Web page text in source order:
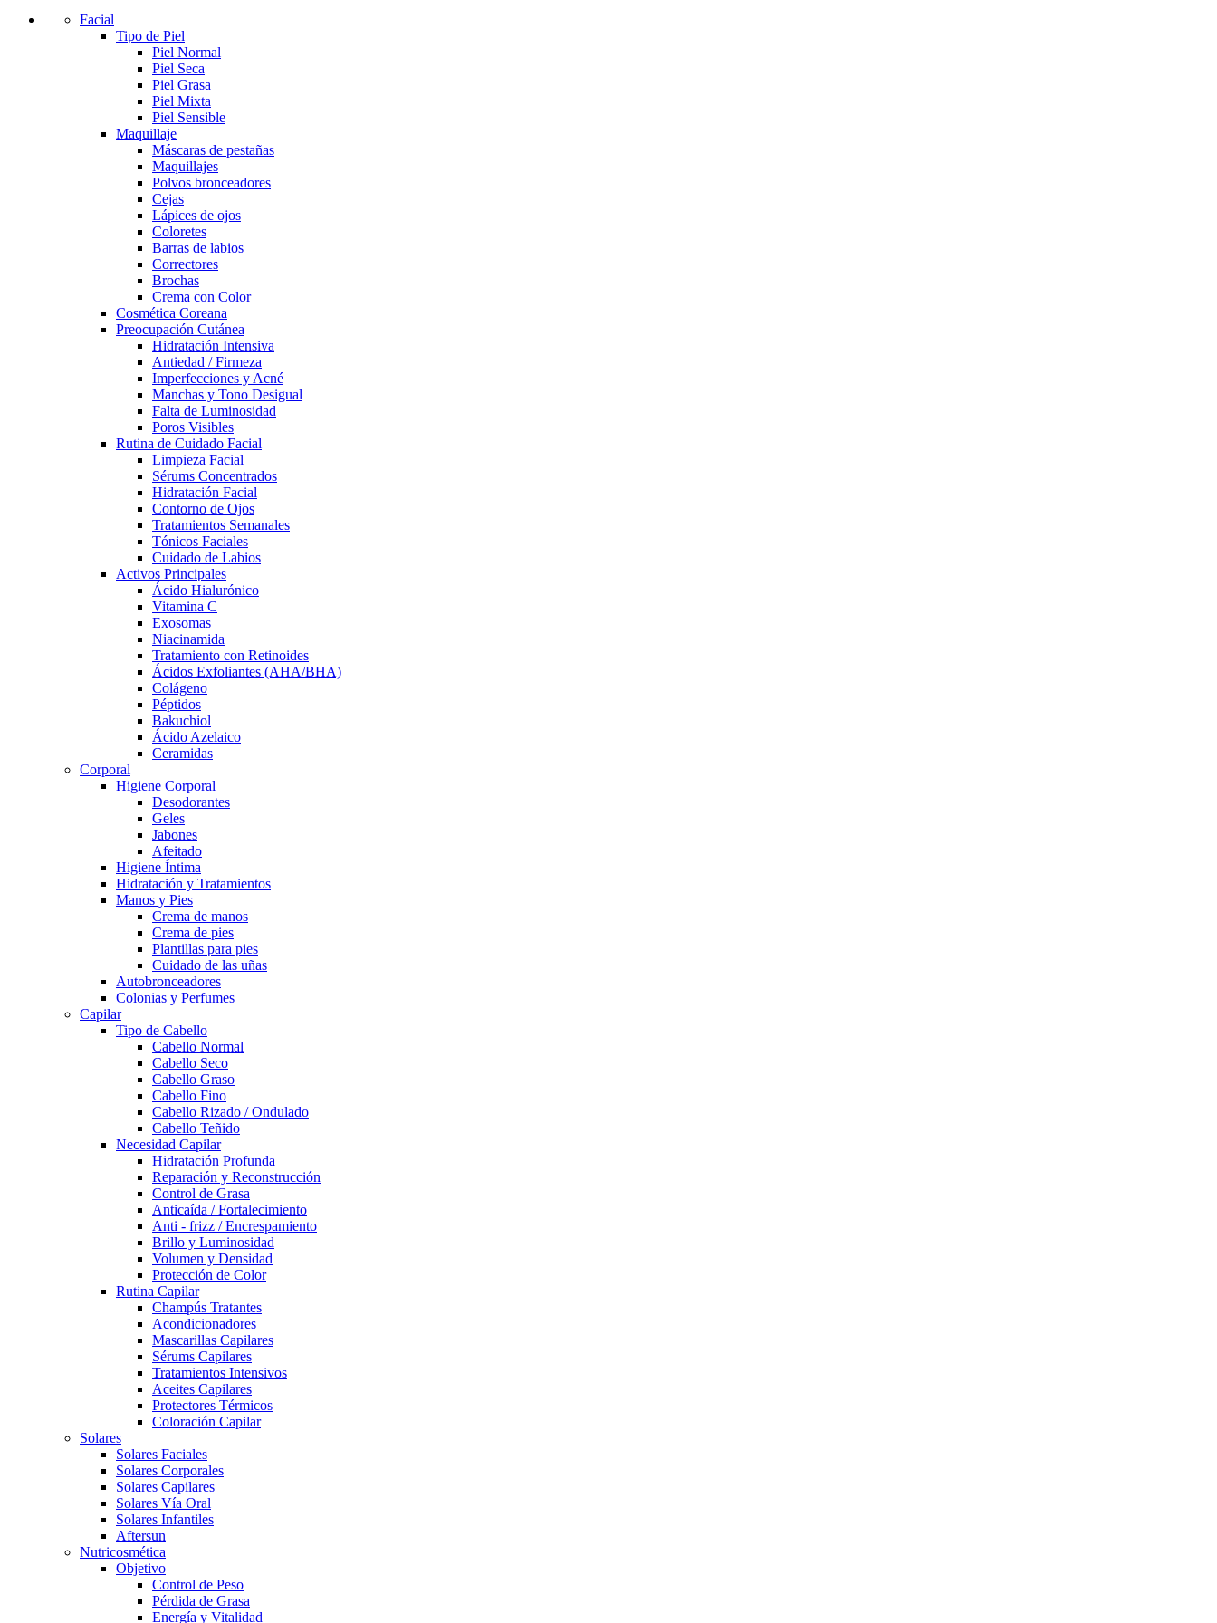
Facial
Tipo de Piel
Piel Normal
Piel Seca
Piel Grasa
Piel Mixta
Piel Sensible
Maquillaje
Máscaras de pestañas
Maquillajes
Polvos bronceadores
Cejas
Lápices de ojos
Coloretes
Barras de labios
Correctores
Brochas
Crema con Color
Cosmética Coreana
Preocupación Cutánea
Hidratación Intensiva
Antiedad / Firmeza
Imperfecciones y Acné
Manchas y Tono Desigual
Falta de Luminosidad
Poros Visibles
Rutina de Cuidado Facial
Limpieza Facial
Sérums Concentrados
Hidratación Facial
Contorno de Ojos
Tratamientos Semanales
Tónicos Faciales
Cuidado de Labios
Activos Principales
Ácido Hialurónico
Vitamina C
Exosomas
Niacinamida
Tratamiento con Retinoides
Ácidos Exfoliantes (AHA/BHA)
Colágeno
Péptidos
Bakuchiol
Ácido Azelaico
Ceramidas
Corporal
Higiene Corporal
Desodorantes
Geles
Jabones
Afeitado
Higiene Íntima
Hidratación y Tratamientos
Manos y Pies
Crema de manos
Crema de pies
Plantillas para pies
Cuidado de las uñas
Autobronceadores
Colonias y Perfumes
Capilar
Tipo de Cabello
Cabello Normal
Cabello Seco
Cabello Graso
Cabello Fino
Cabello Rizado / Ondulado
Cabello Teñido
Necesidad Capilar
Hidratación Profunda
Reparación y Reconstrucción
Control de Grasa
Anticaída / Fortalecimiento
Anti - frizz / Encrespamiento
Brillo y Luminosidad
Volumen y Densidad
Protección de Color
Rutina Capilar
Champús Tratantes
Acondicionadores
Mascarillas Capilares
Sérums Capilares
Tratamientos Intensivos
Aceites Capilares
Protectores Térmicos
Coloración Capilar
Solares
Solares Faciales
Solares Corporales
Solares Capilares
Solares Vía Oral
Solares Infantiles
Aftersun
Nutricosmética
Objetivo
Control de Peso
Pérdida de Grasa
Energía y Vitalidad